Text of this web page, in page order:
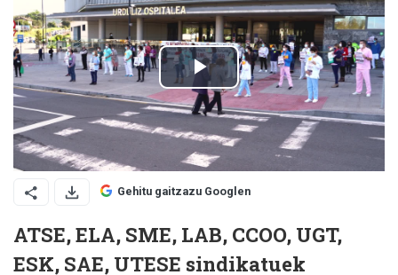
Gehitu gaitzazu Googlen
ATSE, ELA, SME, LAB, CCOO, UGT,
ESK, SAE, UTESE sindikatuek